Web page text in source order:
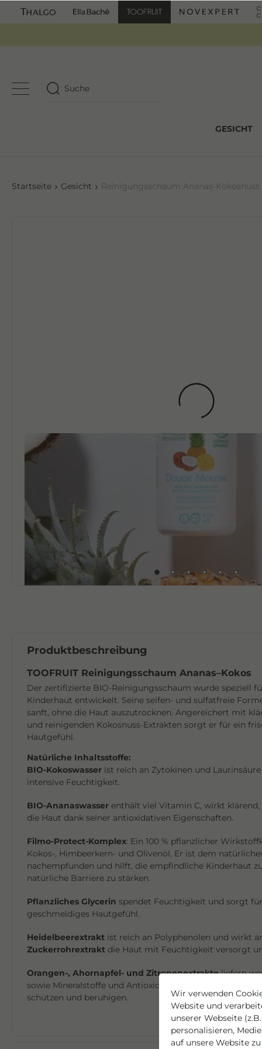
GESICHT
Startseite Gesicht Reinigungsschaum Ananas-Kokosnuss
Produktbeschreibung
TOOFRUIT Reinigungsschaum Ananas–Kokos
Der zertifizierte BIO-Reinigungsschaum wurde speziell
Kinderhaut entwickelt. Seine seifen- und sulfatfreie
sanft, ohne die Haut auszutrocknen. Angereichert mit
und reinigenden Kokosnuss-Extrakten sorgt er für ein
Hautgefühl.
Natürliche Inhaltsstoffe:
BIO-Kokoswasser ist reich an Zytokinen und
intensive Feuchtigkeit.
BIO-Ananaswasser enthält viel Vitamin C, wirkt
die Haut dank seiner antioxidativen Eigenschaften.
Filmo-Protect-Komplex: Ein 100 % pflanzlicher
Kokos-, Himbeerkern- und Olivenöl. Er ist dem
nachempfunden und hilft, die empfindliche Kinderhaut
natürliche Barriere zu stärken.
Pflanzliches Glycerin spendet Feuchtigkeit und sorgt
geschmeidiges Hautgefühl.
Heidelbeerextrakt ist reich an Polyphenolen und wirkt
Zuckerrohrextrakt die Haut mit Feuchtigkeit versorgt
Orangen-, Ahornapfel- und Zitronenextrakteliefern
sowie Mineralstoffe und Antioxidantien, die die Haut
schützen und beruhigen.
Wir verwenden
Website und
unserer Webseite
personalisieren,
auf unsere Website